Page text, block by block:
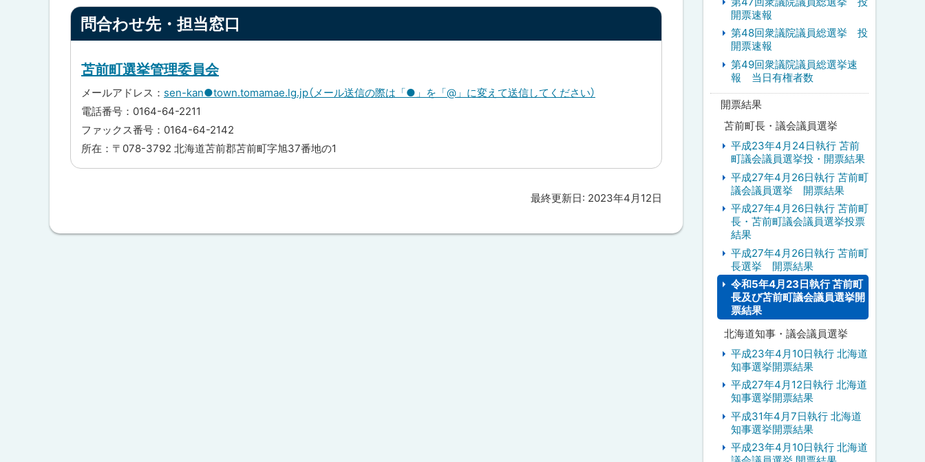
ト
ッ
に
る
問合わせ先・担当窓口
苫前町選挙管理委員会
メールアドレス： sen-kan●town.tomamae.lg.jp（メール送信の際は「●」を「@」に変えて送信してください）
電話番号：0164-64-2211
ファックス番号：0164-64-2142
所在：〒078-3792 北海道苫前郡苫前町字旭37番地の1
プ
最終更新日: 2023年4月12日
開票速報
第48回衆議院議員総選挙 投
開票速報
第49回衆議院議員総選挙速
報 当日有権者数
開票結果
苫前町長・議会議員選挙
平成23年4月24日執行 苫前
町議会議員選挙投・開票結果
平成27年4月26日執行 苫前町
議会議員選挙 開票結果
平成27年4月26日執行 苫前町
長・苫前町議会議員選挙投票
結果
平成27年4月26日執行 苫前町
長選挙 開票結果
令和5年4月23日執行 苫前町
長及び苫前町議会議員選挙開
票結果
北海道知事・議会議員選挙
平成23年4月10日執行 北海道
知事選挙開票結果
平成27年4月12日執行 北海道
知事選挙開票結果
平成31年4月7日執行 北海道
知事選挙開票結果
平成23年4月10日執行 北海道